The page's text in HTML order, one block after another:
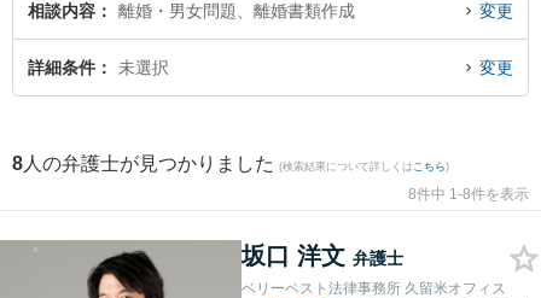
弁護士に相談したい』『離婚書類作成のトラブル解決の実績豊富な近くの弁護
士を検索したい』『初回相談無料で離婚書類作成を法律相談できる久留米市内
の弁護士に相談予約したい』などでお困りの相談者さんにおすすめです。
相談内容 離婚・男女問題、離婚書類作成 変更
詳細条件 未選択 変更
8 人の弁護士が見つかりました (検索結果について詳しくは こちら)
8件中 1-8件を表示
坂口 洋文 弁護士
ベリーベスト法律事務所 久留米オフィス